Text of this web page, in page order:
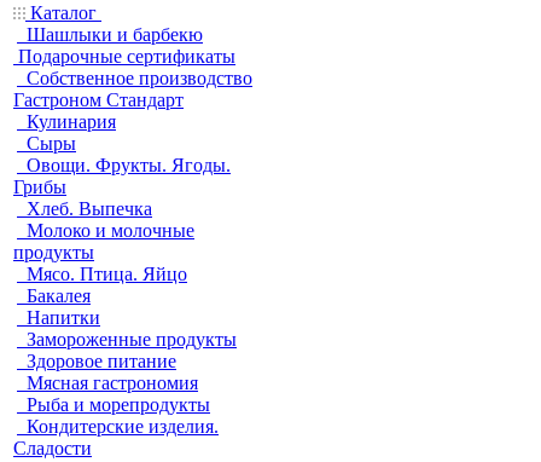
Каталог
Шашлыки и барбекю
Подарочные сертификаты
Собственное производство
Гастроном Стандарт
Кулинария
Сыры
Овощи. Фрукты. Ягоды.
Грибы
Хлеб. Выпечка
Молоко и молочные
продукты
Мясо. Птица. Яйцо
Бакалея
Напитки
Замороженные продукты
Здоровое питание
Мясная гастрономия
Рыба и морепродукты
Кондитерские изделия.
Сладости